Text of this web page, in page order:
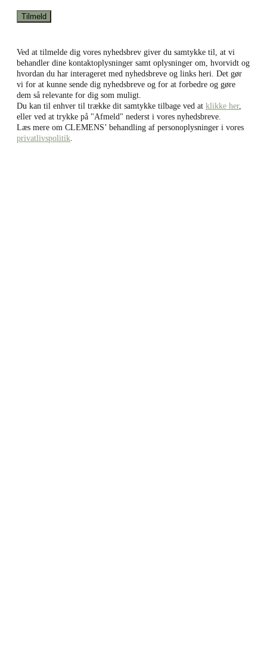
Ved at tilmelde dig vores nyhedsbrev giver du samtykke til, at vi
behandler dine kontaktoplysninger samt oplysninger om, hvorvidt og
hvordan du har interageret med nyhedsbreve og links heri. Det gør
vi for at kunne sende dig nyhedsbreve og for at forbedre og gøre
dem så relevante for dig som muligt.
Du kan til enhver til trække dit samtykke tilbage ved at klikke her,
eller ved at trykke på "Afmeld" nederst i vores nyhedsbreve.
Læs mere om CLEMENS’ behandling af personoplysninger i vores
privatlivspolitik